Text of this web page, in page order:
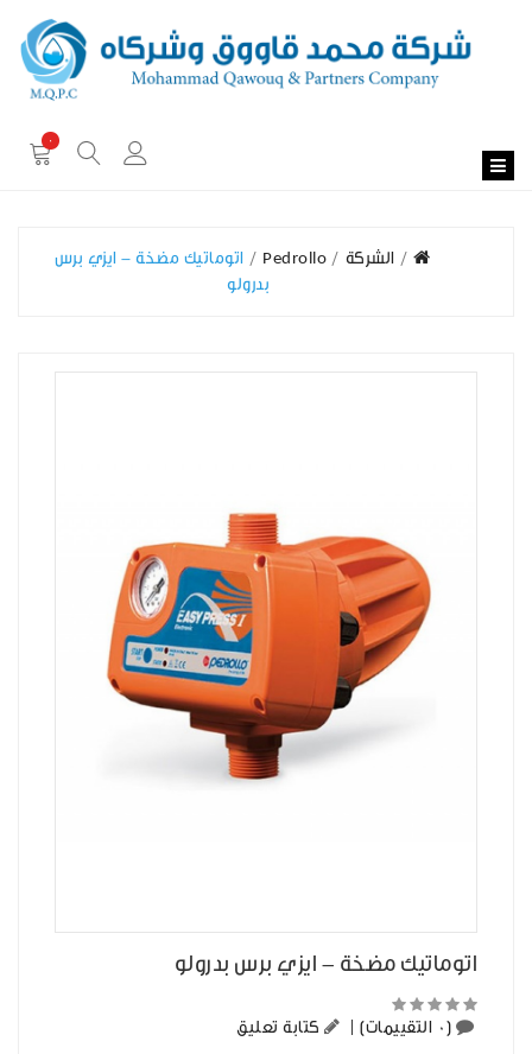
0
الشركة Pedrollo
اتوماتيك مضخة - ايزي برس
بدرولو
اتوماتيك مضخة - ايزي برس بدرولو
(0 التقييمات) كتابة تعليق